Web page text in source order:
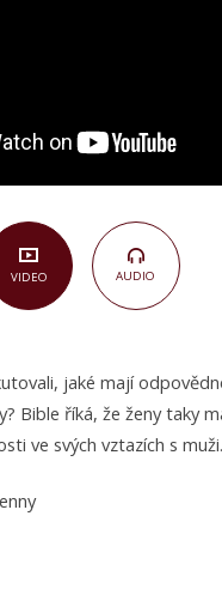
VIDEO AUDIO
jaké mají
Bible říká, že ženy taky
ve svých vztazích s muži.